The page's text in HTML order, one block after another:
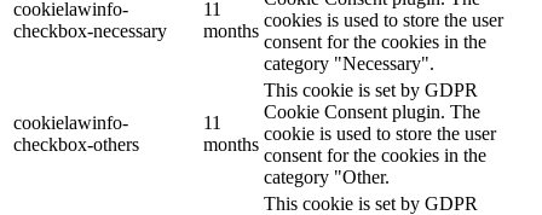
cookielawinfo-
checkbox-necessary
11
months
cookies is used to store the user
consent for the cookies in the
category "Necessary".
cookielawinfo-
checkbox-others
11
months
This cookie is set by GDPR
Cookie Consent plugin. The
cookie is used to store the user
consent for the cookies in the
category "Other.
This cookie is set by GDPR